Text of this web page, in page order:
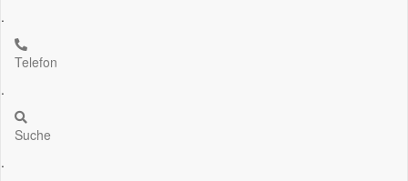
.
Telefon
.
Suche
.